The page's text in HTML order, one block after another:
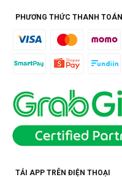
PHƯƠNG THỨC THANH TOÁN
TẢI APP TRÊN ĐIỆN THOẠI